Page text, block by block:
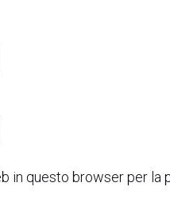
in questo browser per la